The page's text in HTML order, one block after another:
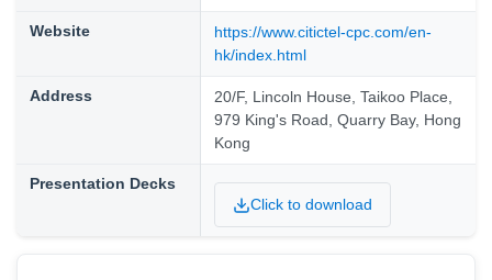
Website
https://www.citictel-cpc.com/en-
hk/index.html
Address
20/F, Lincoln House, Taikoo Place,
979 King's Road, Quarry Bay, Hong
Kong
Presentation Decks
Click to download